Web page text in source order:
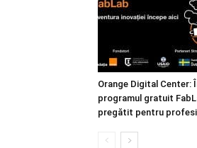
Orange Digital Center:
programul gratuit
pregătit pentru